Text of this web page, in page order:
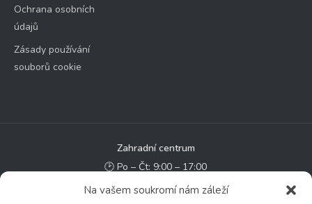
Na vašem soukromí nám záleží
Ochrana osobních
údajů
Zásady používání
souborů cookie
Zahradní centrum
🕑 Po – Čt: 9:00 – 17:00
🕑 Pá – So: 9:00 – 18:00